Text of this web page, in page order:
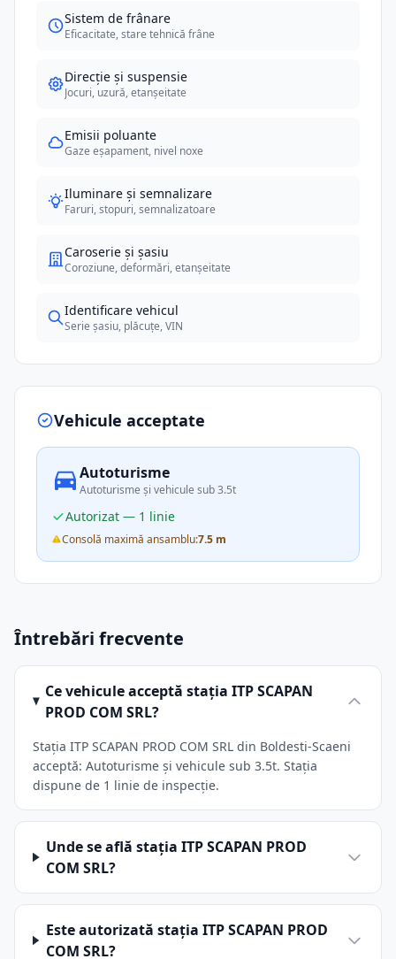
Sistem de frânare
Eficacitate, stare tehnică frâne
Direcție și suspensie
Jocuri, uzură, etanșeitate
Emisii poluante
Gaze eșapament, nivel noxe
Iluminare și semnalizare
Faruri, stopuri, semnalizatoare
Caroserie și șasiu
Coroziune, deformări, etanșeitate
Identificare vehicul
Serie șasiu, plăcuțe, VIN
Vehicule acceptate
Autoturisme
Autoturisme și vehicule sub 3.5t
Autorizat — 1 linie
Consolă maximă ansamblu:7.5 m
Întrebări frecvente
Ce vehicule acceptă stația ITP SCAPAN
PROD COM SRL?
Stația ITP SCAPAN PROD COM SRL din Boldesti-Scaeni
acceptă: Autoturisme și vehicule sub 3.5t. Stația
dispune de 1 linie de inspecție.
Unde se află stația ITP SCAPAN PROD
COM SRL?
Este autorizată stația ITP SCAPAN PROD
COM SRL?